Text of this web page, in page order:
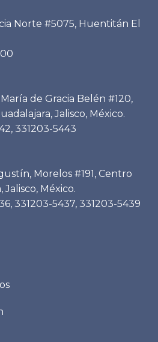
Norte #5075, Huentitán El
de Gracia Belén #120,
Jalisco, México.
331203-5443
Morelos #191, Centro
Jalisco, México.
331203-5437, 331203-5439